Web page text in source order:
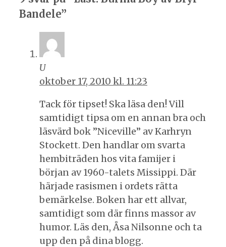
Bandele”
U
oktober 17, 2010 kl. 11:23
Tack för tipset! Ska läsa den! Vill
samtidigt tipsa om en annan bra och
läsvärd bok ”Niceville” av Karhryn
Stockett. Den handlar om svarta
hembiträden hos vita famijer i
början av 1960-talets Missippi. Där
härjade rasismen i ordets rätta
bemärkelse. Boken har ett allvar,
samtidigt som där finns massor av
humor. Läs den, Åsa Nilsonne och ta
upp den på dina blogg.